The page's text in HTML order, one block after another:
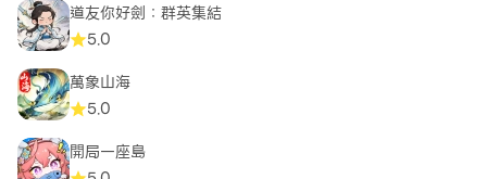
道友你好劍：群英集結
5.0
萬象山海
5.0
開局一座島